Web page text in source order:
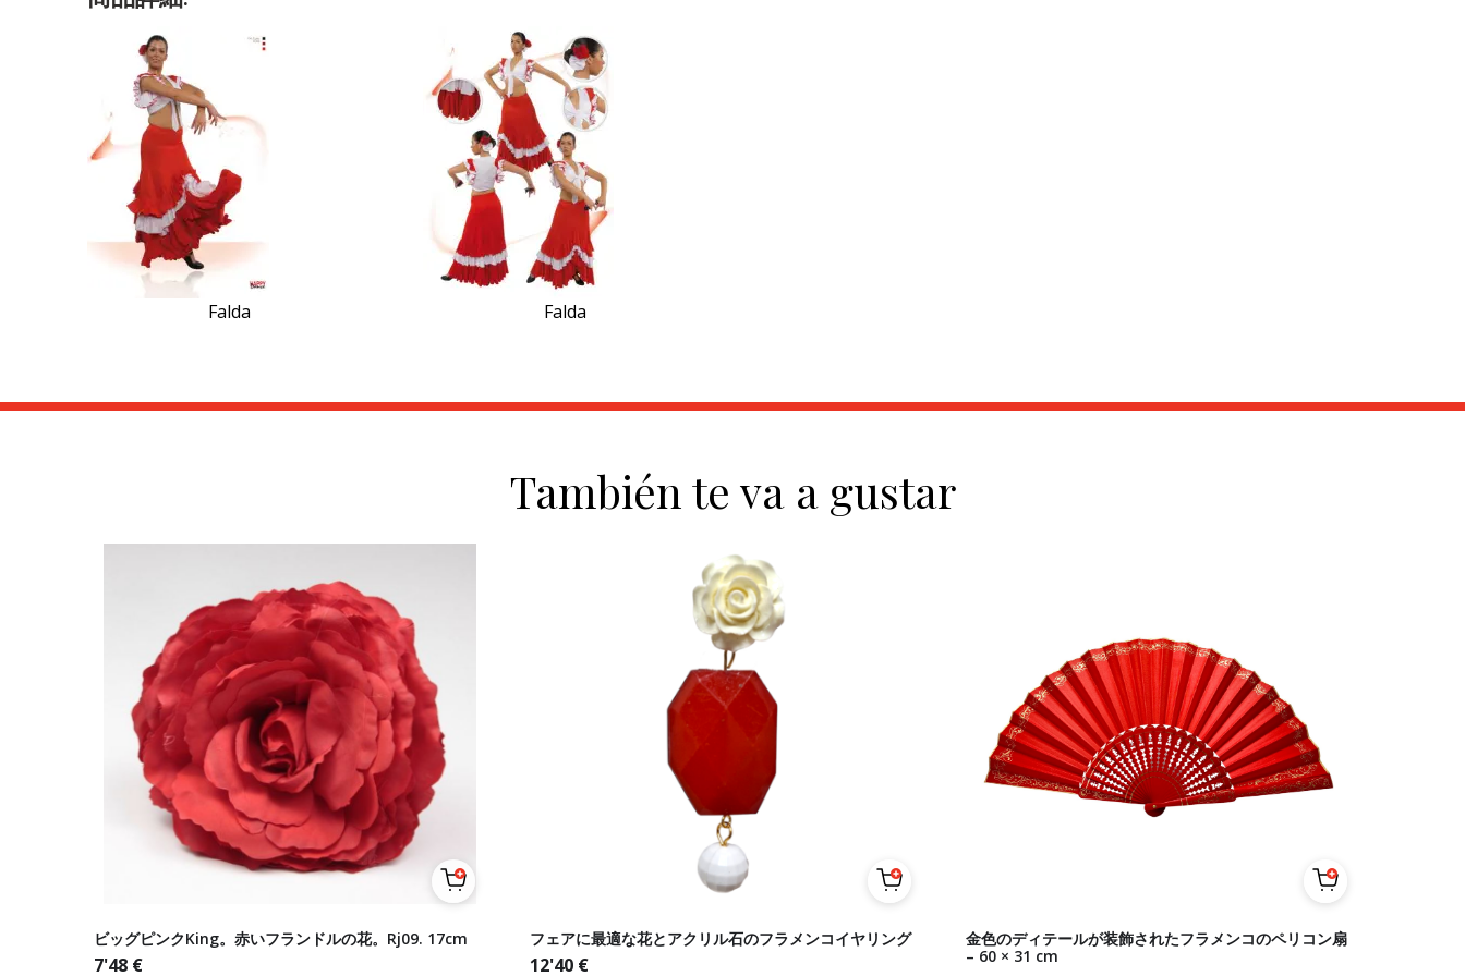
Falda Falda
También te va a gustar
ビッグピンクKing。赤いフランドルの花。Rj09. 17cm
7'48 €
フェアに最適な花とアクリル石のフラメンコイヤリング
12'40 €
金色のディテールが装飾されたフラメンコのペリコン扇
– 60 × 31 cm